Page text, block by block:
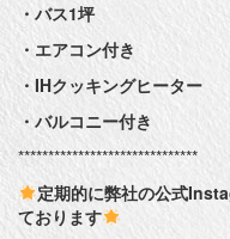
・バス1坪
・エアコン付き
・IHクッキングヒーター
・バルコニー付き
******************************
定期的に弊社の公式
ております